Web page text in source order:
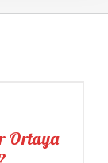
Ortaya